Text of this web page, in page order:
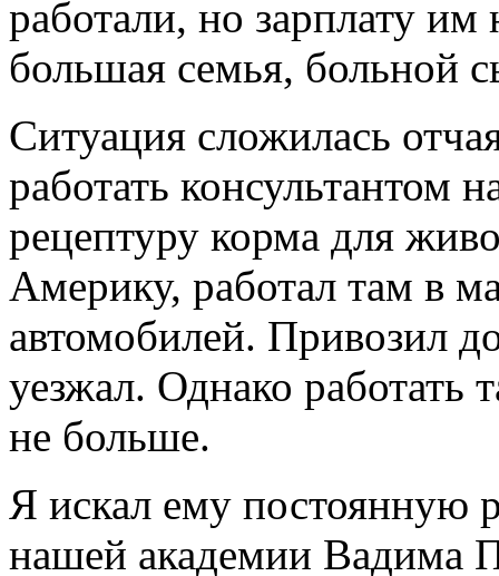
работали, но зарплату
большая семья, больной
Ситуация сложилась
работать консультантом
рецептуру корма для
Америку, работал там в
автомобилей. Привозил
уезжал. Однако работать
не больше.
Я искал ему постоянную
нашей академии Вадима